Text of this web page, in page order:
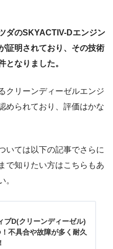
ダのSKYACTIV-Dエンジン
証明されており、その技術
となりました。
クリーンディーゼルエンジ
められており、評価はかな
いては以下の記事でさらに
で知りたい方はこちらもあ
。
ブD(クリーンディーゼル)
不具合や故障が多く耐久